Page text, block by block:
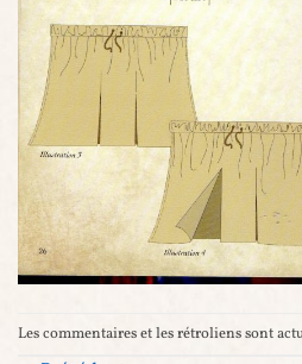
Les commentaires et les rétroliens sont